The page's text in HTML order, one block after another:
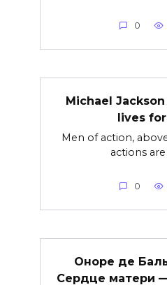
0
Michael
lives
Men of action,
actions
0
Оноре де
Сердце матери